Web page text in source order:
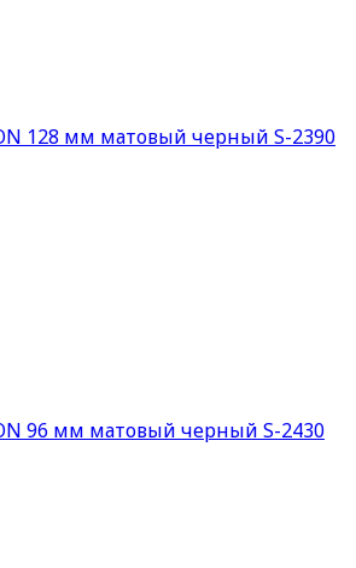
128 мм матовый черный S-2390
96 мм матовый черный S-2430